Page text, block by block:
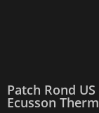
Patch Rond
Ecusson